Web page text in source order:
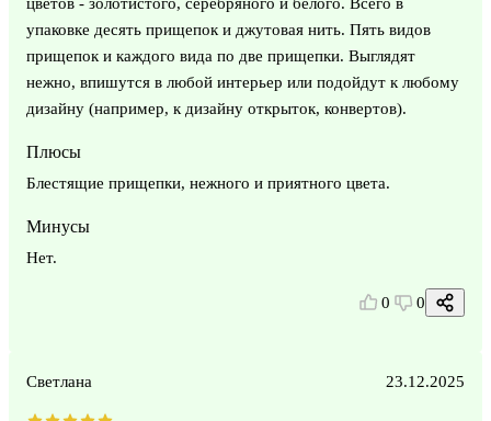
упаковке десять прищепок и джутовая нить. Пять видов
прищепок и каждого вида по две прищепки. Выглядят
нежно, впишутся в любой интерьер или подойдут к любому
дизайну (например, к дизайну открыток, конвертов).
Плюсы
Блестящие прищепки, нежного и приятного цвета.
Минусы
Нет.
0 0
Светлана 23.12.2025